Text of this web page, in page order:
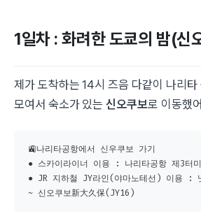
1일차 : 화려한 도쿄의 밤(신
제가 도착하는 14시 즈음 다같이 나리타
모여서 숙소가 있는신오쿠보로 이동했
🚉나리타공항에서 신우쿠보 가기
● 스카이라이너 이용 : 나리타공항 제3터
● JR 지하철 JY라인(야마노테선) 이용 :
~ 신오쿠보新大久保(JY16)